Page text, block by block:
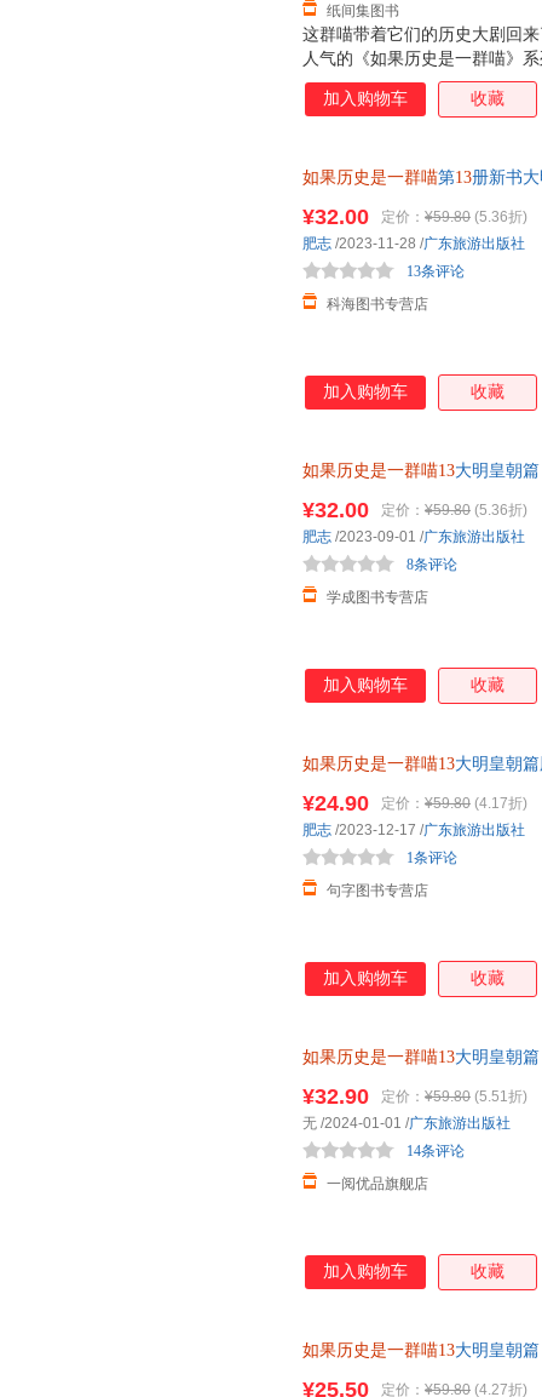
这群喵带着它们的历史大剧回
人气的《如果历史是一群喵》
烈烈的起义后，明朝该如何延
朝前半段的风云变幻！ 为什么
澜壮阔的历史。 力求严谨有趣
梳理，多角度呈现当中皇帝、
的延伸阅读，让你不错过每一
封，画面寓意切题，
纸间集图书
加入购物车 收藏
如果历史是一群喵第13册新书
¥32.00 定价： ¥59.80 (5.36折)
科海图书专营店
13条评论
肥志 /2023-11-28 /广东旅游出版社
加入购物车 收藏
如果历史是一群喵13大明皇朝
¥32.00 定价： ¥59.80 (5.36折)
学成图书专营店
8条评论
肥志 /2023-09-01 /广东旅游出版社
加入购物车 收藏
如果历史是一群喵13大明皇朝
¥24.90 定价： ¥59.80 (4.17折)
句字图书专营店
1条评论
肥志 /2023-12-17 /广东旅游出版社
加入购物车 收藏
如果历史是一群喵13大明皇朝篇
¥32.90 定价： ¥59.80 (5.51折)
一阅优品旗舰店
14条评论
无 /2024-01-01 /广东旅游出版社
加入购物车 收藏
如果历史是一群喵13大明皇朝
¥25.50 定价： ¥59.80 (4.27折)